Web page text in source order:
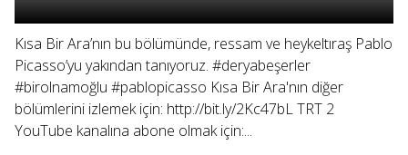
Kısa Bir Ara’nın bu bölümünde, ressam ve heykeltıraş Pablo
Picasso’yu yakından tanıyoruz. #deryabeşerler
#birolnamoğlu #pablopicasso Kısa Bir Ara'nın diğer
bölümlerini izlemek için: http://bit.ly/2Kc47bL TRT 2
YouTube kanalına abone olmak için:...